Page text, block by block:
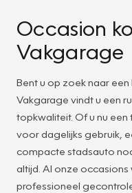
Occasion
Vakgarage
Bent u op zoek naar
Vakgarage vindt u een
topkwaliteit. Of u nu
voor dagelijks gebruik,
compacte stadsauto
altijd. Al onze
professioneel